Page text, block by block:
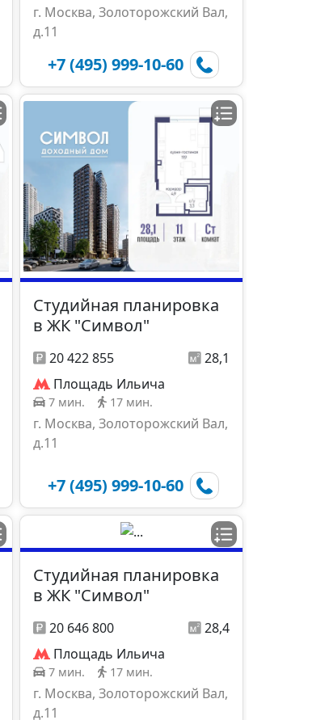
г. Москва, Золоторожский Вал,
д.11
+7 (495) 999-10-60
Студийная планировка
в ЖК "Символ"
20 422 855
28,1
Площадь Ильича
7 мин. 17 мин.
г. Москва, Золоторожский Вал,
д.11
+7 (495) 999-10-60
Студийная планировка
в ЖК "Символ"
20 646 800
28,4
Площадь Ильича
7 мин. 17 мин.
г. Москва, Золоторожский Вал,
д.11